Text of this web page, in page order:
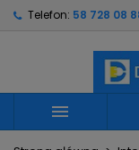
Telefon: 58 728 08

Utwórz
Nazwa listy
Musisz być
swojej liście